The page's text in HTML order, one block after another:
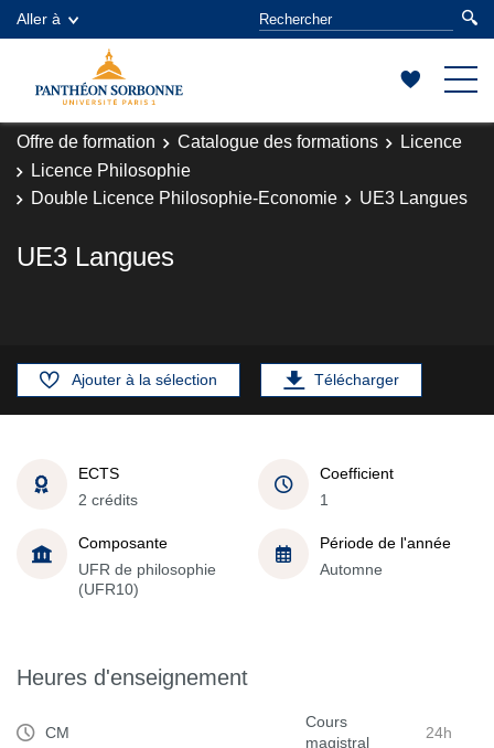
Aller à
Offre de formation Catalogue des formations
Licence
Licence Philosophie
Double Licence Philosophie-Economie
UE3 Langues
UE3 Langues
Ajouter à la sélection Télécharger
ECTS
2 crédits
Coefficient
1
Composante
UFR de philosophie
(UFR10)
Période de l'année
Automne
Heures d'enseignement
CM
Cours
magistral
24h